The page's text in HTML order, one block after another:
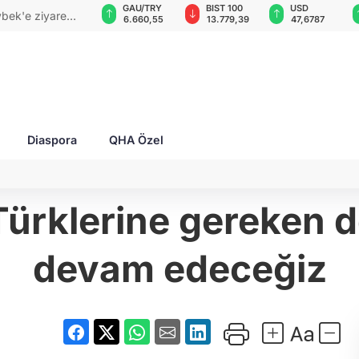
İki petrol
6.660,55
BIST 100
13.779,39
USD
47,6787
EUR
55,1254
Diaspora QHA Özel
gereken
devam edeceğiz